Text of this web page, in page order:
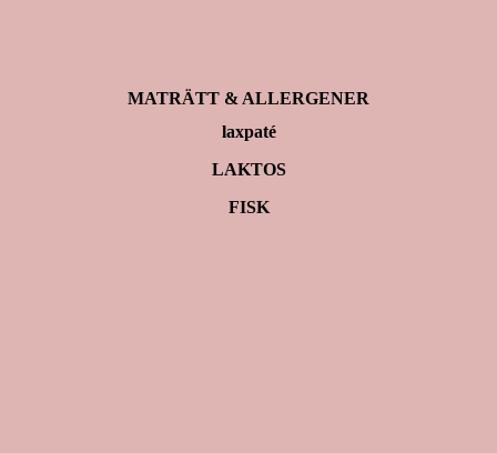
MATRÄTT & ALLERGENER
laxpaté
LAKTOS
FISK